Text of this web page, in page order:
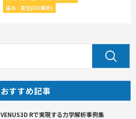
歪み・変位(DIC解析)
おすすめ記事
VENUS3D Rで実現する力学解析事例集